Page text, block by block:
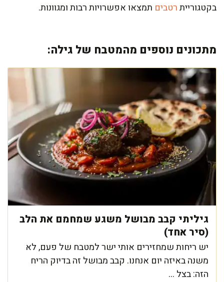
בקטגורייתרטבים תמצאו אפשרויות רבות ומגוונות.
מתכונים נוספים מהמטבח של גילה:
גיליתי קבב מבושל משגע שמחמם את הלב
(סיר אחד)
יש ריחות שמחזירים אותי ישר למטבח של פעם, לא
משנה באיזה יום אנחנו. קבב מבושל זה בדיוק הריח
הזה: בצל ...